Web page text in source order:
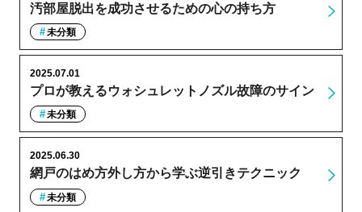
汚部屋脱出を成功させるための心の持ち方
未分類
プロが教えるウォシュレットノズル故障のサイン
2025.07.01
未分類
網戸のはめ方外し方から学ぶ逆引きテクニック
2025.06.30
未分類